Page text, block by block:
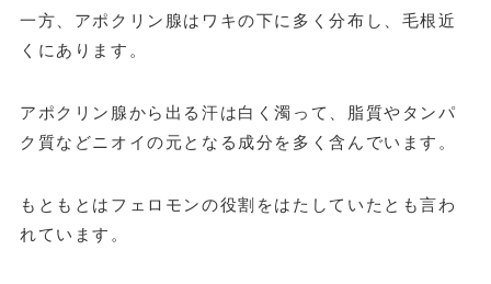
一方、アポクリン腺はワキの下に多く分布し、毛根近
くにあります。
アポクリン腺から出る汗は白く濁って、脂質やタンパ
ク質などニオイの元となる成分を多く含んでいます。
もともとはフェロモンの役割をはたしていたとも言わ
れています。